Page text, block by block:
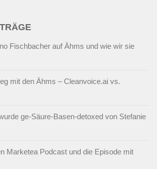
Fischbacher auf Ähms und wie wir sie
mit den Ähms – Cleanvoice.ai vs.
ge-Säure-Basen-detoxed von Stefanie
Marketea Podcast und die Episode mit